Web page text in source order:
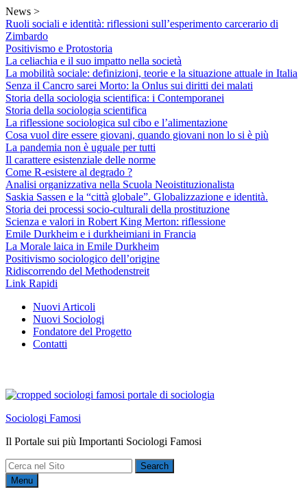
Skip
to
content
News >
Ruoli sociali e identità: riflessioni sull’esperimento carcerario di
Zimbardo
Positivismo e Protostoria
La celiachia e il suo impatto nella società
La mobilità sociale: definizioni, teorie e la situazione attuale in Italia
Senza il Cancro sarei Morto: la Onlus sui diritti dei malati
Storia della sociologia scientifica: i Contemporanei
Storia della sociologia scientifica
La riflessione sociologica sul cibo e l’alimentazione
Cosa vuol dire essere giovani, quando giovani non lo si è più
La pandemia non è uguale per tutti
Il carattere esistenziale delle norme
Come R-esistere al degrado ?
Analisi organizzativa nella Scuola Neoistituzionalista
Saskia Sassen e la “città globale”. Globalizzazione e identità.
Storia dei processi socio-culturali della prostituzione
Scienza e valori in Robert King Merton: riflessione
Emile Durkheim e i durkheimiani in Francia
La Morale laica in Emile Durkheim
Positivismo sociologico dell’origine
Ridiscorrendo del Methodenstreit
Link Rapidi
Nuovi Articoli
Nuovi Sociologi
Fondatore del Progetto
Contatti
Sociologi Famosi
Il Portale sui più Importanti Sociologi Famosi
Search
for:Menu